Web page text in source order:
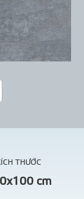
THƯỚC
cm